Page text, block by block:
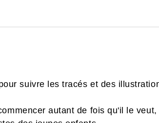
suivre les tracés et des
autant de fois qu'il le